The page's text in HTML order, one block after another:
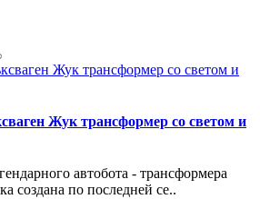
Жук трансформер со светом и
автобота - трансформера
создана по последней се..